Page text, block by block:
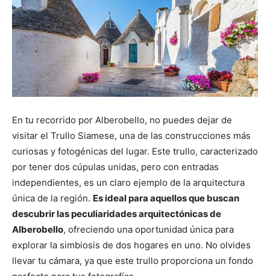
En tu recorrido por Alberobello, no puedes dejar de
visitar el Trullo Siamese, una de las construcciones más
curiosas y fotogénicas del lugar. Este trullo, caracterizado
por tener dos cúpulas unidas, pero con entradas
independientes, es un claro ejemplo de la arquitectura
única de la región. Es ideal para aquellos que buscan
descubrir las peculiaridades arquitectónicas de
Alberobello, ofreciendo una oportunidad única para
explorar la simbiosis de dos hogares en uno. No olvides
llevar tu cámara, ya que este trullo proporciona un fondo